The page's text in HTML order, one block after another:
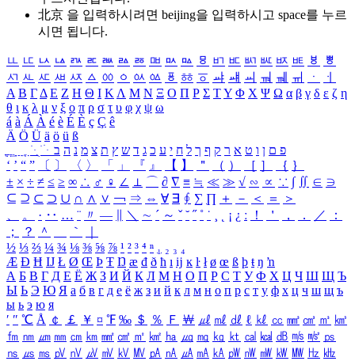
北京 을 입력하시려면 beijing을 입력하시고 space를 누르
시면 됩니다.
ㅥ ㅦ ㅧ ㅨ ㅩ ㅪ ㅫ ㅬ ㅭ ㅮ ㅯ ㅰ ㅱ ㅲ ㅳ ㅴ ㅵ ㅶ ㅷ ㅸ
ㅹ
ㅺ ㅻ ㅼ ㅽ ㅾ ㅿ ㆀ ㆁ ㆂ ㆃ ㆄ ㆅ ㆆ ㆇ ㆈ ㆉ ㆊ ㆋ ㆌ ㆍ
ㆎ
Α Β ΓΔ Ε Ζ Η Θ Ι ΚΛ Μ Ν Ξ Ο Π Ρ Σ ΤΥ Φ Χ Ψ Ω α β γ δ ε ζ η
θ ι κ λ μ ν ξ ο π ρ σ τ υ φ χ ψ ω
á à Á À é è É È ç Ç ê
Ä Ö Ü ä ö ü ß
ִֶֹ ֻּ ׁׂ פ ם ן ו ט א ר ק ף ך ל ח י ע כ ג ד ש ץ ת צ מ נ ה ב
‘ ’ “ ” 〔 〕 〈 〉 「 」 『 』 【 】 ＂ （ ） ［ ］ ｛ ｝
± × ÷ ≠ ≤ ≥ ∞ ∴ ♂ ♀ ∠ ⊥ ⌒ ∂ ∇ ≡ ≒ ≪ ≫ √ ∽ ∝ ∵ ∫ ∬ ∈ ∋
⊆ ⊇ ⊂ ⊃ ∪ ∩ ∧ ∨ ￢ ⇒ ⇔ ∀ ∃ ∮ ∑ ∏ ＋ － ＜ ＝
＞
、
。 · ‥ … ¨ 〃 ― ＼ ∼ ´ ～ ˇ ˘ ˝ ˚ ˙ ¸ ¡ ¿ ː ！ ＇ ， ． ／
：
；
？ ＾ ｀
½ ⅓ ⅔ ¼ ¾ ⅛ ⅜ ⅝ ⅞ ¹ ² ³ ⁴ ⁿ ₁ ₂ ₃ ₄
Æ Ð Ħ Ĳ Ł Ø Œ Þ Ŧ Ŋ æ đ ð ħ ı ĳ ĸ ŀ ł ø œ ß þ ŧ ŋ ŉ
А Б В Г Д Е Ё Ж З И Й К Л М Н О П Р С Т У Ф Х Ц Ч Ш Щ Ъ
Ы Ь Э Ю Я а б в г д е ё ж з и й к л м н о п р с т у ф х ц ч ш щ ъ
ы ь э ю я
′ ″ ℃ Å ￠ ￡ ￥ ¤ ℉ ‰ ＄ ％ Ｆ ￦ ㎕ ㎖ ㎗ ℓ ㎘ ㏄ ㎣ ㎤ ㎥ ㎦
㎙ ㎚ ㎛ ㎜ ㎝ ㎞ ㎟ ㎠ ㎡ ㎢ ㏊ ㎍ ㎎ ㎏ ㏏ ㎈ ㎉ ㏈ ㎧ ㎨ ㎰
㎱ ㎲ ㎳ ㎴ ㎵ ㎶ ㎷ ㎸ ㎹ ㎀ ㎁ ㎂ ㎃ ㎄ ㎺ ㎻ ㎽ ㎾ ㎿ ㎐ ㎑